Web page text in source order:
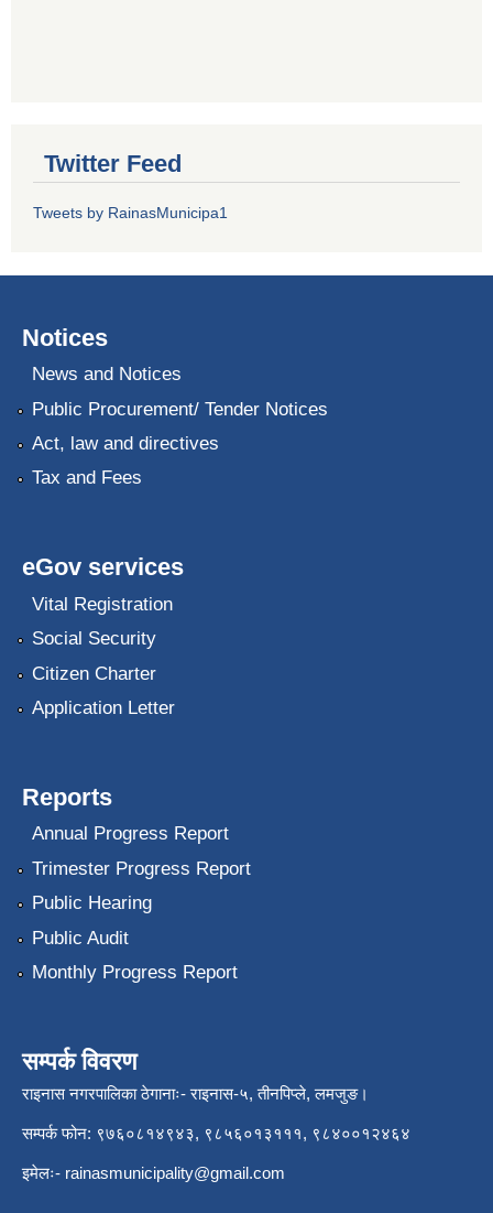
Twitter Feed
Tweets by RainasMunicipa1
Notices
News and Notices
Public Procurement/ Tender Notices
Act, law and directives
Tax and Fees
eGov services
Vital Registration
Social Security
Citizen Charter
Application Letter
Reports
Annual Progress Report
Trimester Progress Report
Public Hearing
Public Audit
Monthly Progress Report
सम्पर्क विवरण
राइनास नगरपालिका ठेगानाः- राइनास-५, तीनपिप्ले, लमजुङ।
सम्पर्क फोन: ९७६०८१४९४३, ९८५६०१३१११, ९८४००१२४६४
इमेलः- rainasmunicipality@gmail.com